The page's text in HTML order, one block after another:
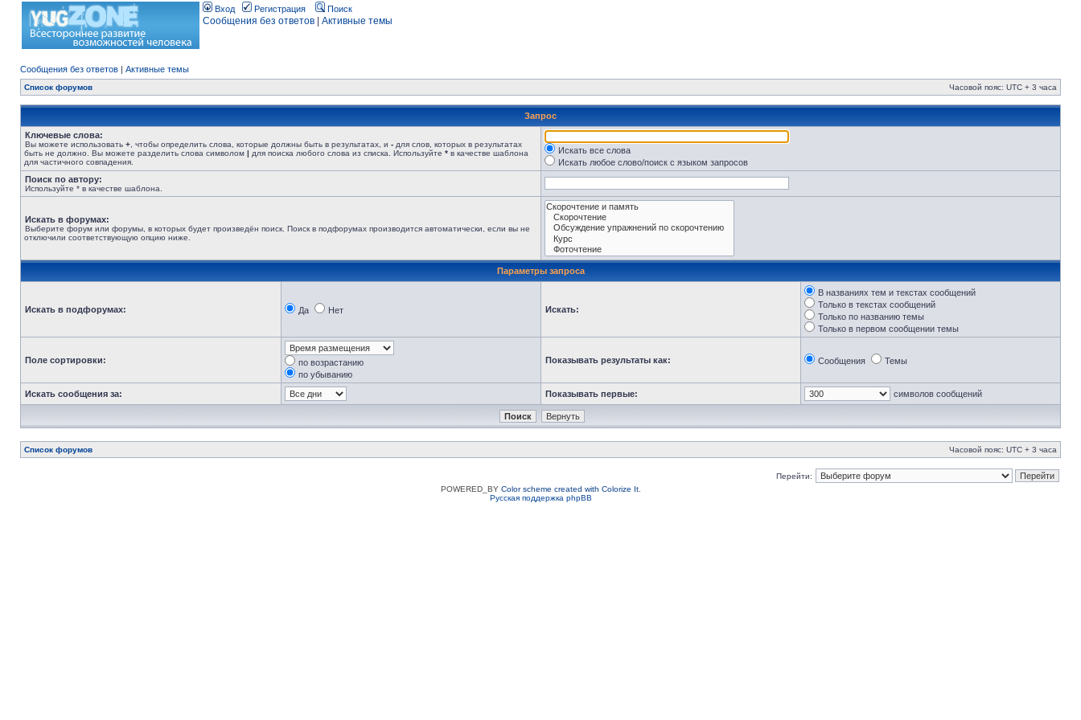
Вход Регистрация Поиск
Сообщения без ответов Активные темы
Сообщения без ответов | Активные темы
Список форумов Часовой пояс: UTC + 3 часа
Запрос
Ключевые слова:
Вы можете использовать + , чтобы определить слова, которые должны быть в результатах, и - для слов, которых в результатах
быть не должно. Вы можете разделить слова символом | для поиска любого слова из списка. Используйте * в качестве шаблона
для частичного совпадения.
Искать все слова
Искать любое слово/поиск с языком запросов
Поиск по автору:
Используйте * в качестве шаблона.
Искать в форумах:
Выберите форум или форумы, в которых будет произведён поиск. Поиск в подфорумах производится автоматически, если вы не
отключили соответствующую опцию ниже.
Параметры запроса
Искать в подфорумах: Да Нет Искать:
В названиях тем и текстах сообщений
Только в текстах сообщений
Только по названию темы
Только в первом сообщении темы
Поле сортировки:
по возрастанию
по убыванию
Показывать результаты как: Сообщения Темы
Искать сообщения за: Показывать первые: символов сообщений
Список форумов Часовой пояс: UTC + 3 часа
Перейти:
POWERED_BY Color scheme created with Colorize It.
Русская поддержка phpBB